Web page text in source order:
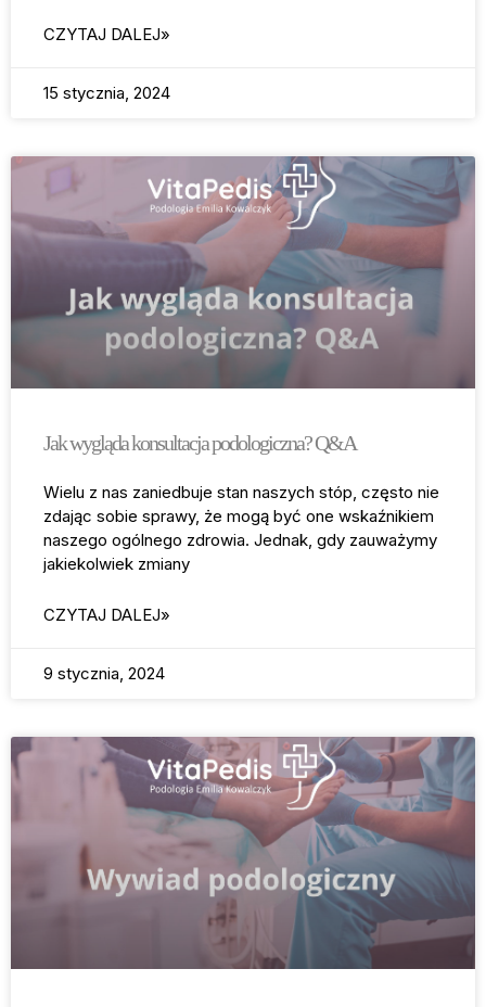
CZYTAJ DALEJ»
15 stycznia, 2024
Jak wygląda konsultacja podologiczna? Q&A
Wielu z nas zaniedbuje stan naszych stóp, często nie
zdając sobie sprawy, że mogą być one wskaźnikiem
naszego ogólnego zdrowia. Jednak, gdy zauważymy
jakiekolwiek zmiany
CZYTAJ DALEJ»
9 stycznia, 2024